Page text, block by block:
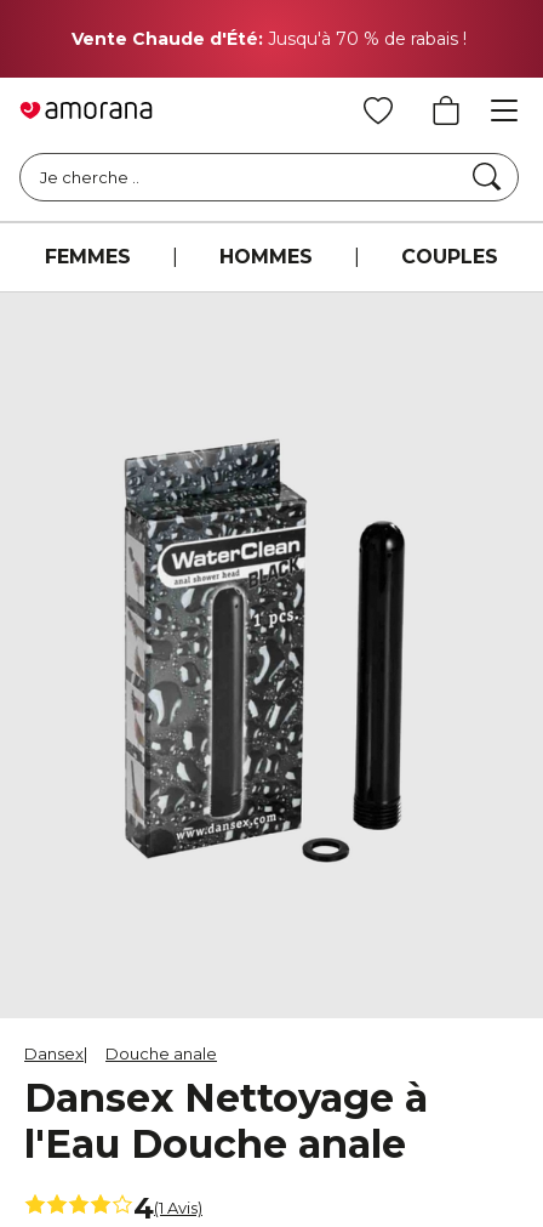
Vente Chaude d'Été: Jusqu'à 70 % de rabais !
Je cherche ..
FEMMES HOMMES COUPLES
Dansex Douche anale
Dansex Nettoyage à
l'Eau Douche anale
4(1 Avis)